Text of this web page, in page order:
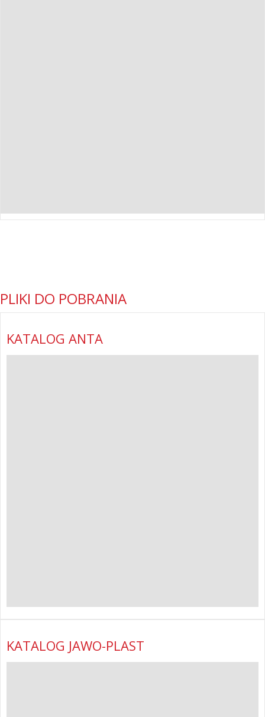
PLIKI DO POBRANIA
KATALOG ANTA
KATALOG JAWO-PLAST